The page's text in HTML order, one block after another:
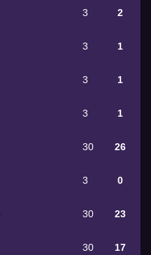
3 2
3 1
3 1
3 1
30 26
3 0
30 23
30 17